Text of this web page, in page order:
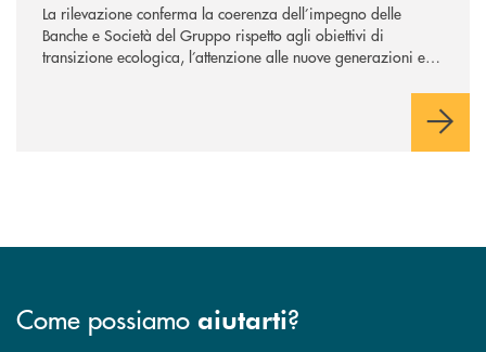
La rilevazione conferma la coerenza dell’impegno delle
Banche e Società del Gruppo rispetto agli obiettivi di
transizione ecologica, l’attenzione alle nuove generazioni e
attori chiave delle comunità locali. Installate 246 colonnine di
Come possiamo aiutarti?